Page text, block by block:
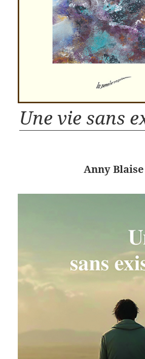
Une vie sans
Anny Blaise